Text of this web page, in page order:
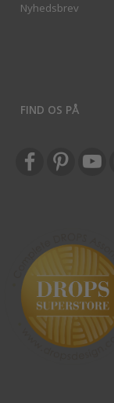
Nyhedsbrev
FIND OS PÅ